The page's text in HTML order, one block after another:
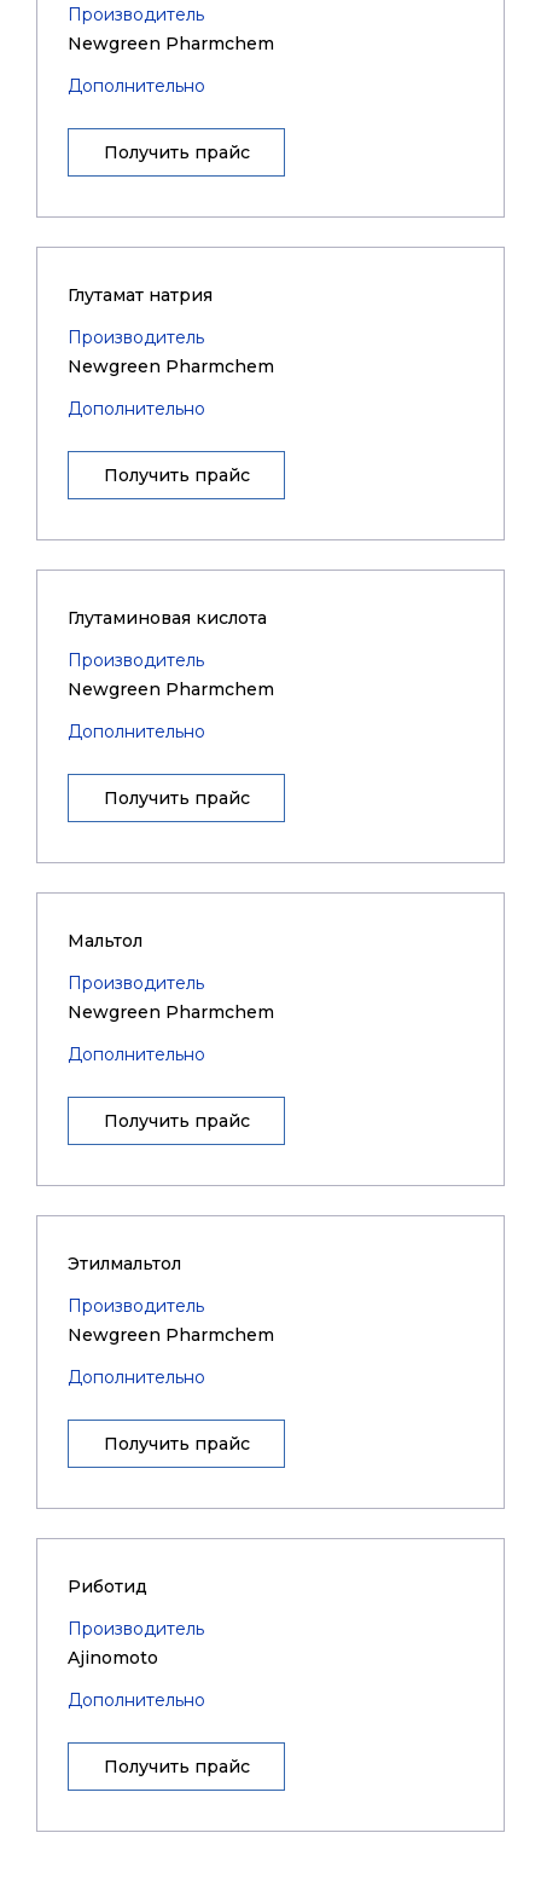
Производитель
Newgreen Pharmchem
Дополнительно
Получить прайс
Глутамат натрия
Производитель
Newgreen Pharmchem
Дополнительно
Получить прайс
Глутаминовая кислота
Производитель
Newgreen Pharmchem
Дополнительно
Получить прайс
Мальтол
Производитель
Newgreen Pharmchem
Дополнительно
Получить прайс
Этилмальтол
Производитель
Newgreen Pharmchem
Дополнительно
Получить прайс
Риботид
Производитель
Ajinomoto
Дополнительно
Получить прайс